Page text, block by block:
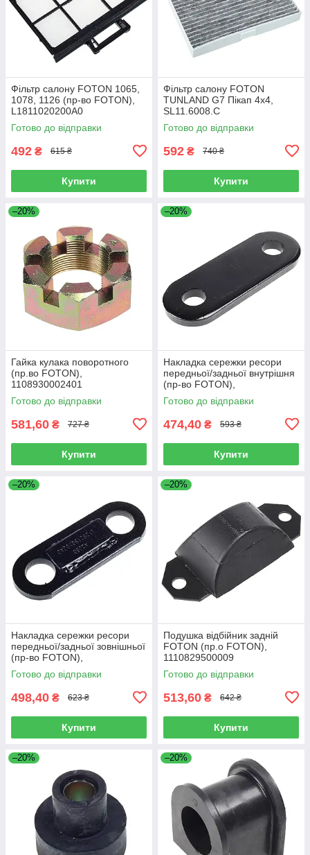
Фільтр салону FOTON 1065,
1078, 1126 (пр-во FOTON),
L1811020200A0
Готово до відправки
492 ₴ 615 ₴
Купити
Фільтр салону FOTON
TUNLAND G7 Пікап 4х4,
SL11.6008.C
Готово до відправки
592 ₴ 740 ₴
Купити
–20%
Гайка кулака поворотного
(пр.во FOTON),
1108930002401
Готово до відправки
581,60 ₴ 727 ₴
Купити
–20%
Накладка сережки ресори
передньої/задньої внутрішня
(пр-во FOTON),
L1292150200A0
Готово до відправки
474,40 ₴ 593 ₴
Купити
–20%
Накладка сережки ресори
передньої/задньої зовнішньої
(пр-во FOTON),
L1292150100A0
Готово до відправки
498,40 ₴ 623 ₴
Купити
–20%
Подушка відбійник задній
FOTON (пр.о FOTON),
1110829500009
Готово до відправки
513,60 ₴ 642 ₴
Купити
–20% –20%